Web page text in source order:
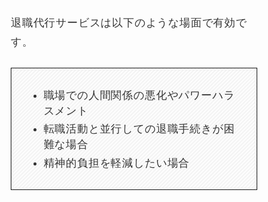
退職代行サービスは以下のような場面で有効で
す。
職場での人間関係の悪化やパワーハラ
スメント
転職活動と並行しての退職手続きが困
難な場合
精神的負担を軽減したい場合